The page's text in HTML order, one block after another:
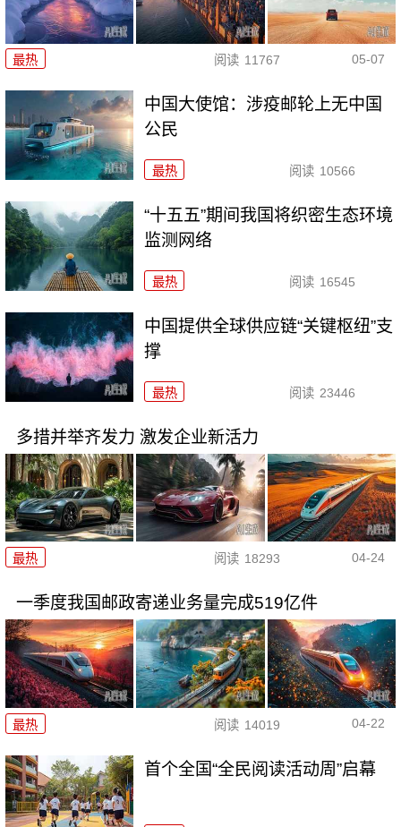
最热 阅读 11767 05-07
中国大使馆：涉疫邮轮上无中国
公民
最热 阅读 10566
“十五五”期间我国将织密生态环境
监测网络
最热 阅读 16545
中国提供全球供应链“关键枢纽”支
撑
最热 阅读 23446
多措并举齐发力 激发企业新活力
最热 阅读 18293 04-24
一季度我国邮政寄递业务量完成519亿件
最热 阅读 14019 04-22
首个全国“全民阅读活动周”启幕